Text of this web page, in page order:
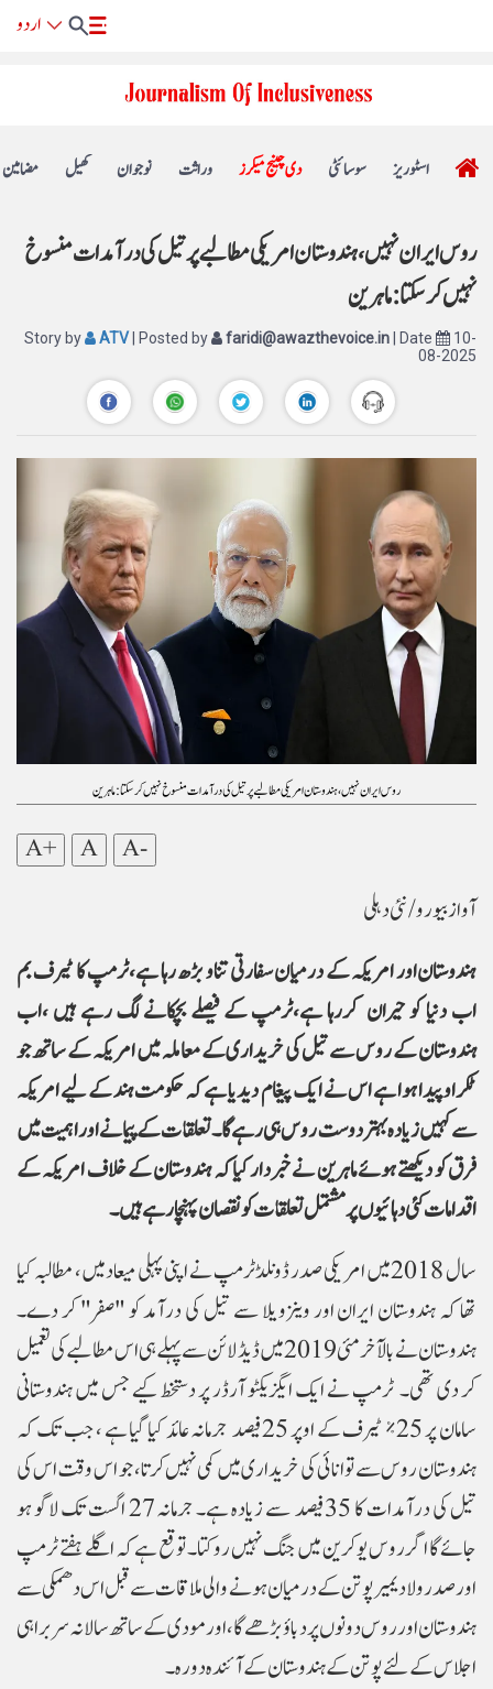
مضامین کھیل نوجوان وراثت دی چینج میکرز سوسائٹی اسٹوریز
روس ایران نہیں، ہندوستان امریکی مطالبے پر تیل کی درآمدات منسوخ
نہیں کر سکتا: ماہرین
Story by ATV | Posted by faridi@awazthevoice.in | Date
10-
08-2025
روس ایران نہیں، ہندوستان امریکی مطالبے پر تیل کی درآمدات منسوخ نہیں کر سکتا: ماہرین
A+ A A-
آواز بیورو/ نئی دہلی
ہندوستان اور امریکہ کے درمیان سفارتی تناو بڑھ رہا ہے،ٹرمپ کا ٹیرف بم
اب دنیا کو حیران کررہا ہے،ٹرمپ کے فیصلے بچکانے لگ رہے ہیں ،اب
ہندوستان کے روس سے تیل کی خریداری کے معاملہ میں امریکہ کے ساتھ جو
ٹکراو پیدا ہوا ہے اس نے ایک پیغام دیدیا ہے کہ حکومت ہند کے لیے امریکہ
سے کہیں زیادہ بہتر دو ست روس ہی رہے گا ۔تعلقات کے پیمانے اور اہمیت میں
فرق کو دیکھتے ہوئے ماہرین نے خبردار کیا کہ ہندوستان کے خلاف امریکہ کے
اقدامات کئی دہائیوں پر مشتمل تعلقات کو نقصان پہنچا رہے ہیں۔
سال 2018 میں امریکی صدر ڈونلڈ ٹرمپ نے اپنی پہلی میعاد میں، مطالبہ کیا
تھا کہ ہندوستان ایران اور وینزویلا سے تیل کی درآمد کو "صفر" کر دے۔
ہندوستان نے بالآخر مئی 2019 میں ڈیڈ لائن سے پہلے ہی اس مطالبے کی تعمیل
کر دی تھی۔ ٹرمپ نے ایک ایگزیکٹو آرڈر پر دستخط کیے جس میں ہندوستانی
سامان پر 25٪ ٹیرف کے اوپر 25فیصد جرمانہ عائد کیا گیا ہے ، جب تک کہ
ہندوستان روس سے توانائی کی خریداری میں کمی نہیں کرتا، جو اس وقت اس کی
تیل کی درآمدات کا 35فیصد سے زیادہ ہے۔ جرمانہ 27 اگست تک لاگو ہو
جائے گا اگر روس یوکرین میں جنگ نہیں روکتا۔ توقع ہے کہ اگلے ہفتے ٹرمپ
اور صدر ولادیمیر پوتن کے درمیان ہونے والی ملاقات سے قبل اس دھمکی سے
ہندوستان اور روس دونوں پر دباؤ بڑھے گا، اور مودی کے ساتھ سالانہ سربراہی
اجلاس کے لئے پوتن کے ہندوستان کے آئندہ دورہ۔